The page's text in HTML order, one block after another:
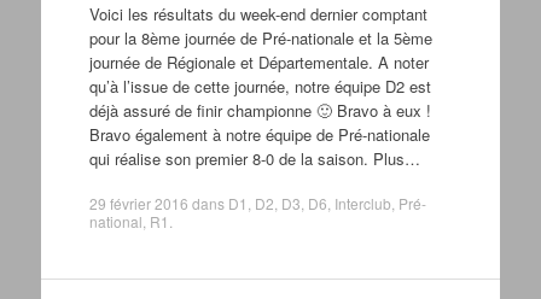
Voici les résultats du week-end dernier comptant
pour la 8ème journée de Pré-nationale et la 5ème
journée de Régionale et Départementale. A noter
qu’à l’issue de cette journée, notre équipe D2 est
déjà assuré de finir championne 🙂 Bravo à eux !
Bravo également à notre équipe de Pré-nationale
qui réalise son premier 8-0 de la saison. Plus…
29 février 2016 dans D1 D2 D3 D6 Interclub Pré-
national R1